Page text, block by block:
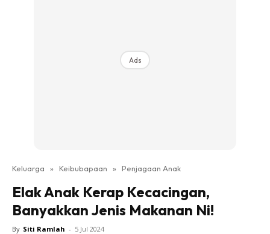
Ads
Keluarga » Keibubapaan » Penjagaan Anak
Elak Anak Kerap Kecacingan,
Banyakkan Jenis Makanan Ni!
By Siti Ramlah - 5 Jul 2024